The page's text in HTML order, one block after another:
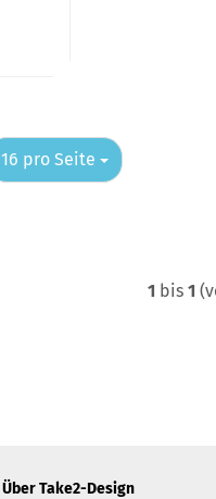
16 pro Seite
pro Seite
1 bis 1
Über Take2-Design